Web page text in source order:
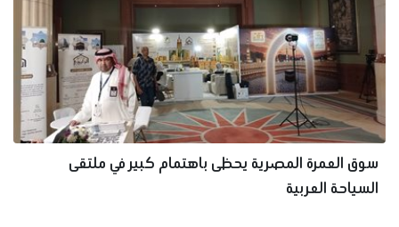
سوق العمرة المصرية يحظى باهتمام كبير في ملتقى
السياحة العربية